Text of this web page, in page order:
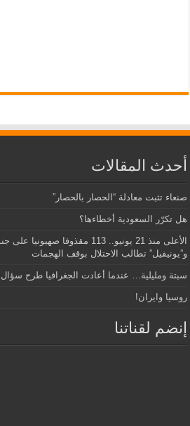
أحدث المقالات
صنعاء تثبت معادلة “الحصار بالحصار”
هل تكرّر السعودية أخطاءها؟
الأعلى منذ 21 يونيو.. 113 مقذوفا
و”يونيفيل” تطالب الاحتلال بوقف الهجمات
سبتة ومليلية… عندما أعادت الجغرافيا طرح سؤال
روسيا وايران!
إنضم لقناتنا